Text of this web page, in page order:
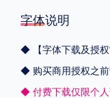
字体说明
◆ 【字体下载及授
◆ 购买商用授权之前
◆ 付费下载仅限个人